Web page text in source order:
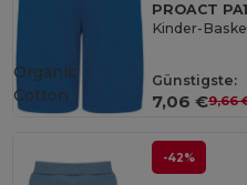
PROACT
Kinder-
Günstigste:
7,06 €9,66
Organic
Cotton
-42%